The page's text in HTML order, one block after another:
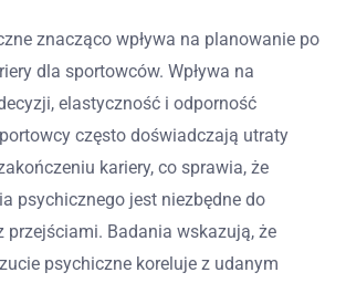
znacząco wpływa na planowanie po
dla sportowców. Wpływa na
elastyczność i odporność
często doświadczają utraty
kariery, co sprawia, że
psychicznego jest niezbędne do
przejściami. Badania wskazują, że
psychiczne koreluje z udanym